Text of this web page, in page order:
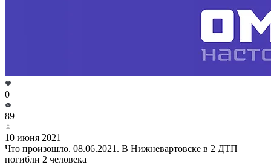
0
89
10 июня 2021
Что произошло. 08.06.2021. В Нижневартовске в 2 ДТП
погибли 2 человека